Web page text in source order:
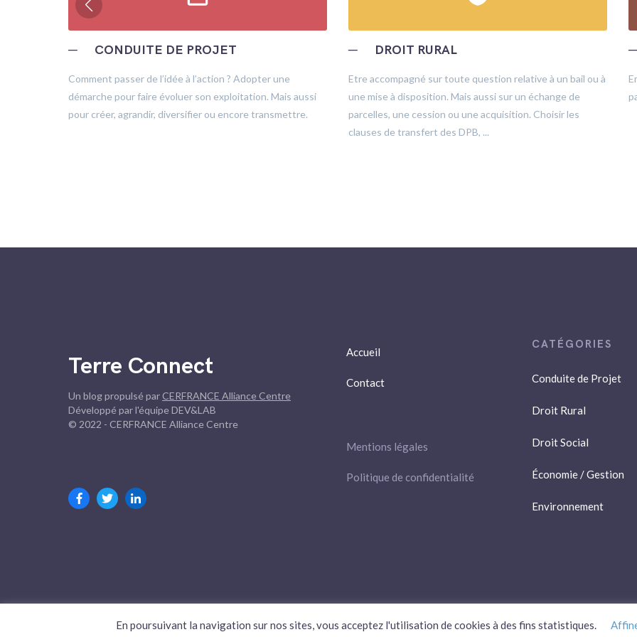
─ CONDUITE DE PROJET
Comment passer de l’idée à l’action ? Adopter une
démarche pour faire évoluer son exploitation. Mais aussi
pour créer, agrandir, diversifier ou encore transmettre.
─ DROIT RURAL
Etre accompagné sur toute question relative à un bail ou à
une mise à disposition. Mais aussi sur un échange de
parcelles, une cession ou une acquisition. Choisir les
clauses de transfert des DPB, ...
─
Terre Connect
Un blog propulsé par CERFRANCE Alliance Centre
Développé par l'équipe DEV&LAB
© 2022 - CERFRANCE Alliance Centre
Accueil
Contact
Mentions légales
Politique de confidentialité
Conduite de Projet
Droit Rural
Droit Social
Économie / Gestion
Environnement
Plan du site
En poursuivant la navigation sur nos sites, vous acceptez l'utilisation de cookies à des fins statistiques.